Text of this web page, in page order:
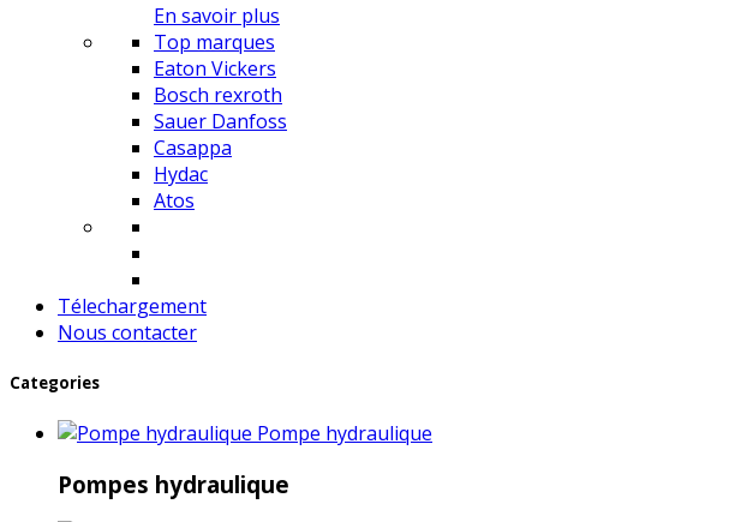
En savoir plus
Top marques
Eaton Vickers
Bosch rexroth
Sauer Danfoss
Casappa
Hydac
Atos
Télechargement
Nous contacter
Categories
Pompe hydraulique
Pompes hydraulique